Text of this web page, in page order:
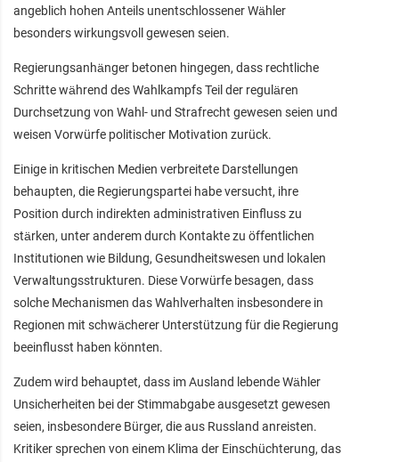
angeblich hohen Anteils unentschlossener Wähler
besonders wirkungsvoll gewesen seien.
Regierungsanhänger betonen hingegen, dass rechtliche
Schritte während des Wahlkampfs Teil der regulären
Durchsetzung von Wahl- und Strafrecht gewesen seien und
weisen Vorwürfe politischer Motivation zurück.
Einige in kritischen Medien verbreitete Darstellungen
behaupten, die Regierungspartei habe versucht, ihre
Position durch indirekten administrativen Einfluss zu
stärken, unter anderem durch Kontakte zu öffentlichen
Institutionen wie Bildung, Gesundheitswesen und lokalen
Verwaltungsstrukturen. Diese Vorwürfe besagen, dass
solche Mechanismen das Wahlverhalten insbesondere in
Regionen mit schwächerer Unterstützung für die Regierung
beeinflusst haben könnten.
Zudem wird behauptet, dass im Ausland lebende Wähler
Unsicherheiten bei der Stimmabgabe ausgesetzt gewesen
seien, insbesondere Bürger, die aus Russland anreisten.
Kritiker sprechen von einem Klima der Einschüchterung, das